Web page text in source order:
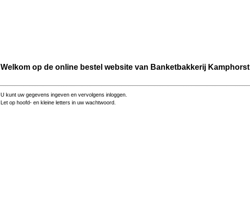
Welkom op de online bestel website van Banketbakkerij Kamphorst
U kunt uw gegevens ingeven en vervolgens inloggen.
Let op hoofd- en kleine letters in uw wachtwoord.